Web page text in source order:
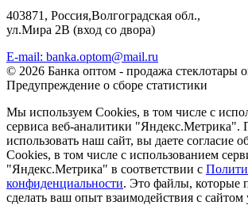
403871, Россия,Волгоградская обл.,
ул.Мира 2В (вход со двора)
E-mail: banka.optom@mail.ru
© 2026 Банка оптом - продажа стеклотары
Предупреждение о сборе статистики
Мы используем Cookies, в том числе с
сервиса веб-аналитики "Яндекс.Метрика".
использовать наш сайт, вы даете согласие
Cookies, в том числе с использованием
"Яндекс.Метрика" в соответствии с
конфиденциальности. Это файлы, которые
сделать ваш опыт взаимодействия с сайтом